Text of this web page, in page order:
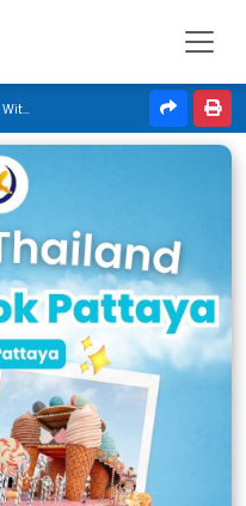
5 Days | In Thailand With Bangkok Pattaya | Oktober 2025 | Jakarta